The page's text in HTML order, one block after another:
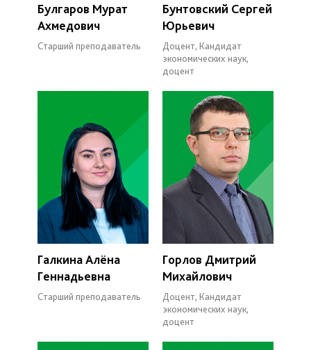
Булгаров Мурат
Ахмедович
Старший преподаватель
Бунтовский Сергей
Юрьевич
Доцент, Кандидат
экономических наук,
доцент
Галкина Алёна
Геннадьевна
Старший преподаватель
Горлов Дмитрий
Михайлович
Доцент, Кандидат
экономических наук,
доцент